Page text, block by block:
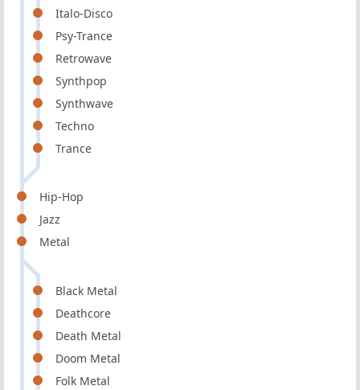
Italo-Disco
Psy-Trance
Retrowave
Synthpop
Synthwave
Techno
Trance
Hip-Hop
Jazz
Metal
Black Metal
Deathcore
Death Metal
Doom Metal
Folk Metal